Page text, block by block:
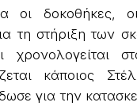
οι δοκοθήκες,
τη στήριξη των
χρονολογείται
κάποιος
για την